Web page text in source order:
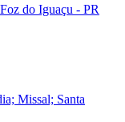
do Iguaçu - PR
Missal; Santa